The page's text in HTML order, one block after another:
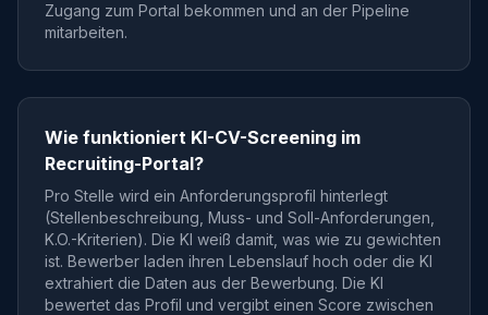
Zugang zum Portal bekommen und an der Pipeline
mitarbeiten.
Wie funktioniert KI-CV-Screening im
Recruiting-Portal?
Pro Stelle wird ein Anforderungsprofil hinterlegt
(Stellenbeschreibung, Muss- und Soll-Anforderungen,
K.O.-Kriterien). Die KI weiß damit, was wie zu gewichten
ist. Bewerber laden ihren Lebenslauf hoch oder die KI
extrahiert die Daten aus der Bewerbung. Die KI
bewertet das Profil und vergibt einen Score zwischen